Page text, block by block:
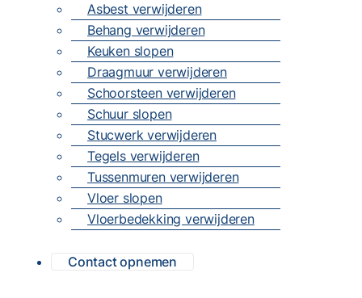
Asbest verwijderen
Behang verwijderen
Keuken slopen
Draagmuur verwijderen
Schoorsteen verwijderen
Schuur slopen
Stucwerk verwijderen
Tegels verwijderen
Tussenmuren verwijderen
Vloer slopen
Vloerbedekking verwijderen
Contact opnemen